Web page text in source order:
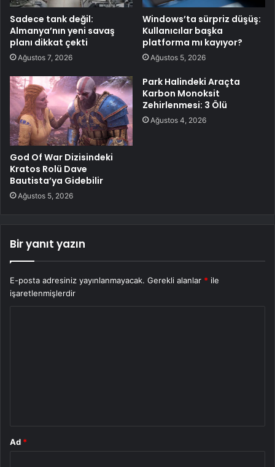
Sadece tank değil:
Almanya’nın yeni savaş
planı dikkat çekti
Ağustos 7, 2026
Windows’ta sürpriz düşüş:
Kullanıcılar başka
platforma mı kayıyor?
Ağustos 5, 2026
God Of War Dizisindeki
Kratos Rolü Dave
Bautista’ya Gidebilir
Ağustos 5, 2026
Park Halindeki Araçta
Karbon Monoksit
Zehirlenmesi: 3 Ölü
Ağustos 4, 2026
Bir yanıt yazın
E-posta adresiniz yayınlanmayacak. Gerekli alanlar * ile
işaretlenmişlerdir
Ad *